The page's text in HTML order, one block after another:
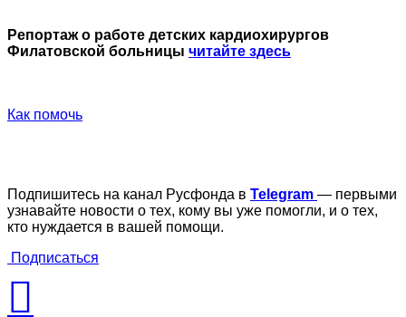
Репортаж о работе детских кардиохирургов
Филатовской больницы читайте здесь
Как помочь
Подпишитесь на канал Русфонда в Telegram — первыми
узнавайте новости о тех, кому вы уже помогли, и о тех,
кто нуждается в вашей помощи.
Подписаться